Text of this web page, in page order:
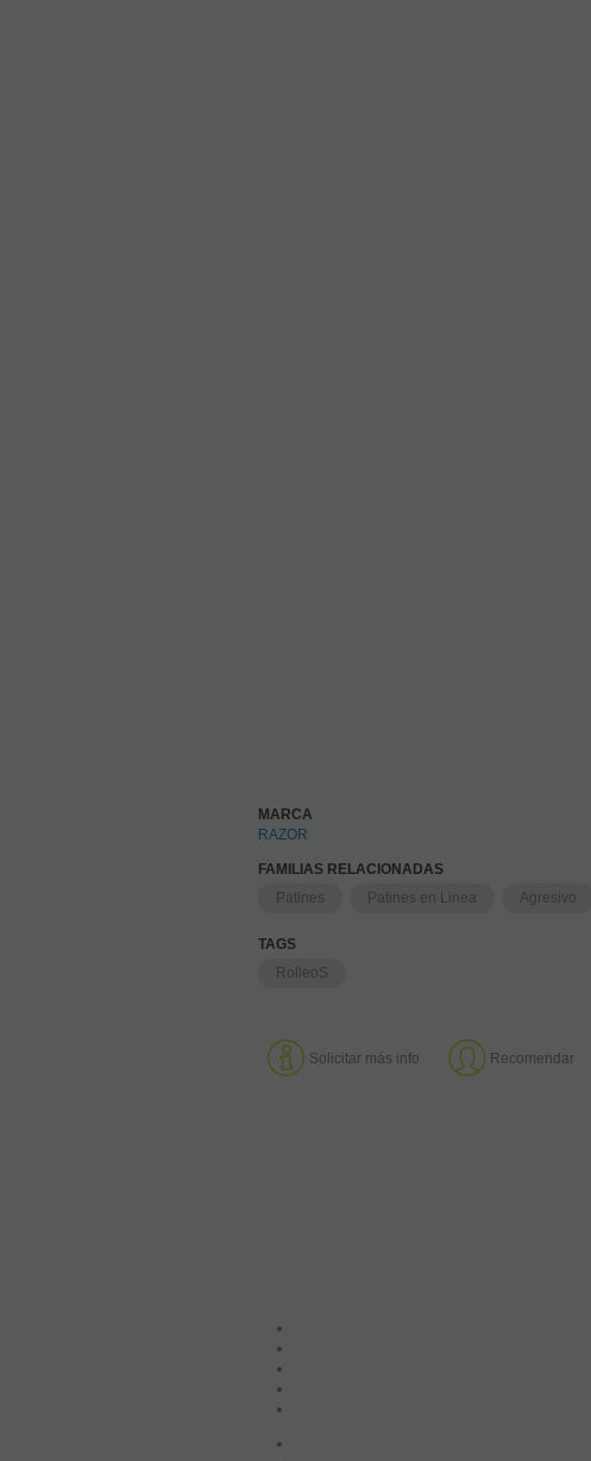
MARCA
RAZOR
FAMILIAS RELACIONADAS
Patines
Patines en Linea Agresivo
TAGS
RolleoS
Solicitar más info Recomendar